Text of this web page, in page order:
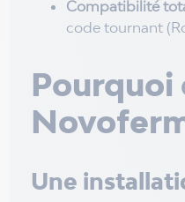
Compatibilité
code tournant
Pourquoi
Une